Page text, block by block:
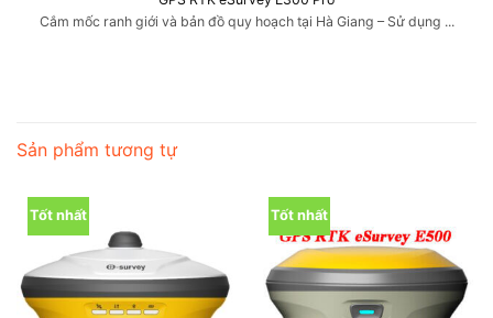
Cắm mốc ranh giới và bản đồ quy hoạch tại Hà Giang – Sử dụng ...
Sản phẩm tương tự
Tốt nhất Tốt nhất